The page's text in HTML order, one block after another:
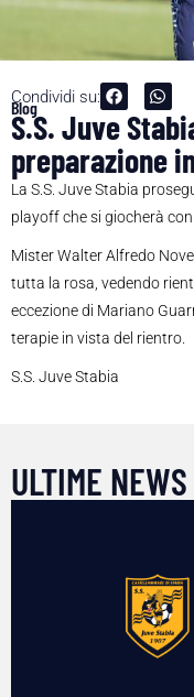
Condividi su:
Blog
S.S. Juve
preparazione
La S.S. Juve Stabia
playoff che si giocherà con
Mister Walter Alfredo
tutta la rosa, vedendo
eccezione di Mariano
terapie in vista del rientro.
S.S. Juve Stabia
ULTIME NEWS